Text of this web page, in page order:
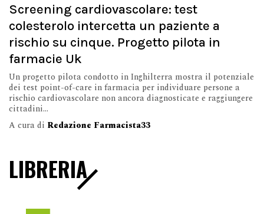
Screening cardiovascolare: test
colesterolo intercetta un paziente a
rischio su cinque. Progetto pilota in
farmacie Uk
Un progetto pilota condotto in Inghilterra mostra il potenziale
dei test point-of-care in farmacia per individuare persone a
rischio cardiovascolare non ancora diagnosticate e raggiungere
cittadini...
A cura di Redazione Farmacista33
LIBRERIA